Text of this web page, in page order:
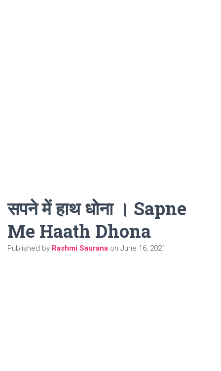
सपने में हाथ धोना । Sapne
Me Haath Dhona
Published by Rashmi Saurana on June 16, 2021